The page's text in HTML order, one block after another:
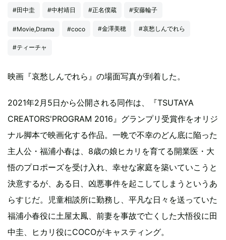
#田中圭 #中村靖日 #正名僕蔵 #安藤輪子
#Movie,Drama #coco #金澤美穂 #哀愁しんでれら
#ティーチャ
映画『哀愁しんでれら』の場面写真が到着した。
2021年2月5日から公開される同作は、『TSUTAYA
CREATORS'PROGRAM 2016』グランプリ受賞作をオリジ
ナル脚本で映画化する作品。一晩で不幸のどん底に陥った
主人公・福浦小春は、8歳の娘ヒカリを育てる開業医・大
悟のプロポーズを受け入れ、幸せな家庭を築いていこうと
決意するが、ある日、凶悪事件を起こしてしまうというあ
らすじだ。児童相談所に勤務し、平凡な日々を送っていた
福浦小春役に土屋太鳳、前妻を事故で亡くした大悟役に田
中圭、ヒカリ役にCOCOがキャスティング。